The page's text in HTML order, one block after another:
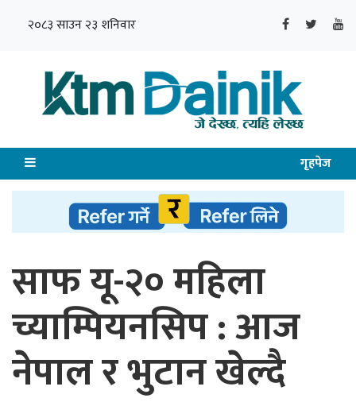
२०८३ साउन २३ शनिवार
गृहपेज
साफ यू-२० महिला
च्याम्पियनसिप : आज
नेपाल र भुटान खेल्दै